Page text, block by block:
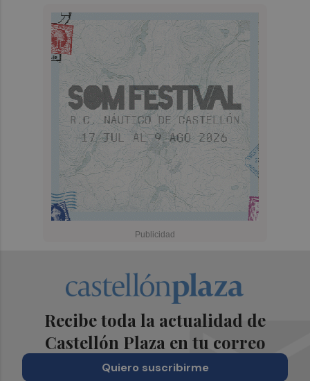
Recibe toda la actualidad de
Castellón Plaza en tu correo
Quiero suscribirme